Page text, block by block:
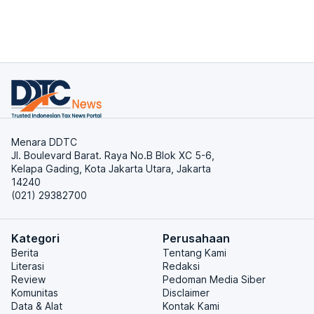
Menara DDTC
Jl. Boulevard Barat. Raya No.B Blok XC 5-6,
Kelapa Gading, Kota Jakarta Utara, Jakarta
14240
(021) 29382700
Kategori
Berita
Literasi
Review
Komunitas
Data & Alat
Perusahaan
Tentang Kami
Redaksi
Pedoman Media Siber
Disclaimer
Kontak Kami